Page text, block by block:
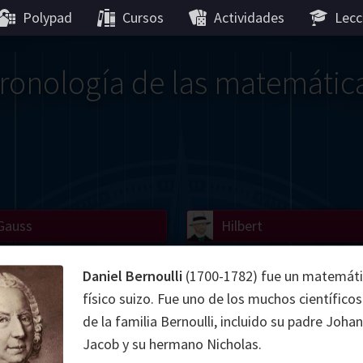
Polypad Cursos Actividades
de las
Hilbert
Carroll
Cayley
Boole
Hamilton
Lobachevsky
Daniel Bernoulli (1700-1782) fue un
físico suizo. Fue uno de los muchos
de la familia Bernoulli, incluido su padre
Jacob y su hermano Nicholas.